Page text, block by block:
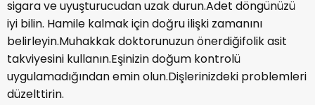
Eğer fazla kilolarınız varsa mutlaka diyet yapın.Alkol,
sigara ve uyuşturucudan uzak durun.Adet döngünüzü
iyi bilin. Hamile kalmak için doğru ilişki zamanını
belirleyin.Muhakkak doktorunuzun önerdiğifolik asit
takviyesini kullanın.Eşinizin doğum kontrolü